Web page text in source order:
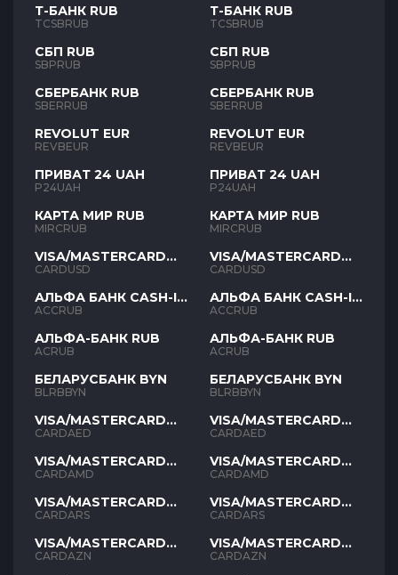
Т-БАНК RUB
TCSBRUB
СБП RUB
SBPRUB
СБЕРБАНК RUB
SBERRUB
REVOLUT EUR
REVBEUR
ПРИВАТ 24 UAH
P24UAH
КАРТА МИР RUB
MIRCRUB
VISA/MASTERCARD
USD
CARDUSD
АЛЬФА БАНК CASH-IN
RUB
ACCRUB
АЛЬФА-БАНК RUB
ACRUB
БЕЛАРУСБАНК BYN
BLRBBYN
VISA/MASTERCARD
AED
CARDAED
VISA/MASTERCARD
AMD
CARDAMD
VISA/MASTERCARD
ARS
CARDARS
VISA/MASTERCARD
AZN
CARDAZN
Т-БАНК RUB
TCSBRUB
СБП RUB
SBPRUB
СБЕРБАНК RUB
SBERRUB
REVOLUT EUR
REVBEUR
ПРИВАТ 24 UAH
P24UAH
КАРТА МИР RUB
MIRCRUB
VISA/MASTERCARD
USD
CARDUSD
АЛЬФА БАНК CASH-IN
RUB
ACCRUB
АЛЬФА-БАНК RUB
ACRUB
БЕЛАРУСБАНК BYN
BLRBBYN
VISA/MASTERCARD
AED
CARDAED
VISA/MASTERCARD
AMD
CARDAMD
VISA/MASTERCARD
ARS
CARDARS
VISA/MASTERCARD
AZN
CARDAZN